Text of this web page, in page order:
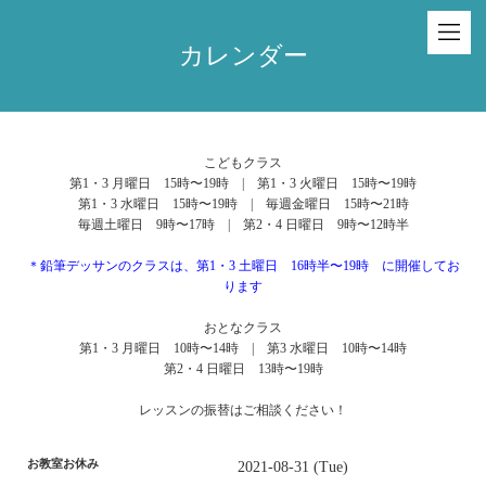
カレンダー
こどもクラス
第1・3 月曜日 15時〜19時 | 第1・3 火曜日 15時〜19時
第1・3 水曜日 15時〜19時 | 毎週金曜日 15時〜21時
毎週土曜日 9時〜17時 | 第2・4 日曜日 9時〜12時半
＊鉛筆デッサンのクラスは、第1・3 土曜日 16時半〜19時 に開催してお
ります
おとなクラス
第1・3 月曜日 10時〜14時 | 第3 水曜日 10時〜14時
第2・4 日曜日 13時〜19時
レッスンの振替はご相談ください！
お教室お休み 2021-08-31 (Tue)